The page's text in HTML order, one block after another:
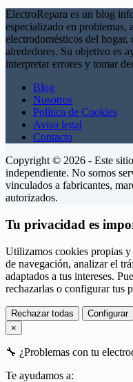
ElectroRepara es un blog
especializado en problemas,
electrodomésticos del
alrededores. Su objetivo es
interpretar errores y tomar
Blog
Nosotros
Política de Cookies
Aviso legal
Contacto
Copyright © 2026 - Este
independiente. No somos
vinculados a fabricantes,
autorizados.
Tu privacidad es
Utilizamos cookies propias y
de navegación, analizar el
adaptados a tus intereses.
rechazarlas o configurar tus
Rechazar todas Configurar
×
🔧 ¿Problemas con tu
Te ayudamos a: